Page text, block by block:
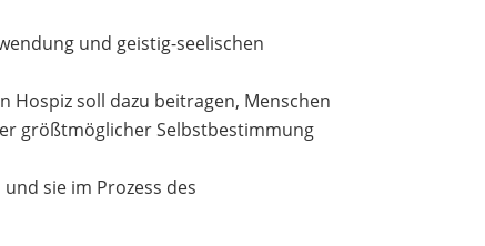
und geistig-seelischen
soll dazu beitragen, Menschen
größtmöglicher Selbstbestimmung
sie im Prozess des